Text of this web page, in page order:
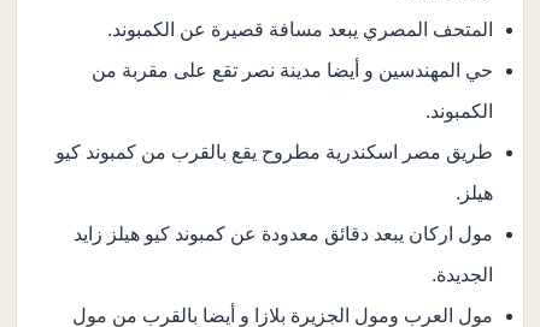
المتحف المصري يبعد مسافة قصيرة عن الكمبوند.
حي المهندسين و أيضا مدينة نصر تقع على مقربة من
الكمبوند.
طريق مصر اسكندرية مطروح يقع بالقرب من كمبوند كيو
هيلز.
مول اركان يبعد دقائق معدودة عن كمبوند كيو هيلز زايد
الجديدة.
مول العرب ومول الجزيرة بلازا و أيضا بالقرب من مول